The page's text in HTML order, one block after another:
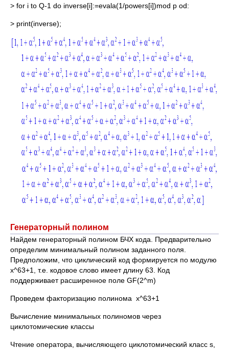
> for i to Q-1 do inverse[i]:=evala(1/powers[i])mod p od:
> print(inverse);
Генераторный полином
Найдем генераторный полином БЧХ кода. Предварительно
определим минимальный полином заданного поля.
Предположим, что циклический код формируется по модулю
x^63+1, т.е. кодовое слово имеет длину 63. Код
поддерживает расширенное поле GF(2^m)
Проведем факторизацию полинома x^63+1
Вычисление минимальных полиномов через
циклотомические классы
Чтение оператора, вычисляющего циклотомический класс s,